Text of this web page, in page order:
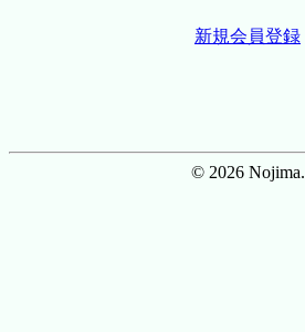
新規会員登録
© 2026 Nojima.